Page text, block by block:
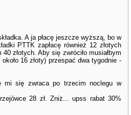
A ja płacę jeszcze wyższą, bo w
PTTK zapłacę również 12 złotych
złotych. Aby się zwróciło musiałbym
16 złoty) przespać dwa tygodnie -
się zwraca po trzecim noclegu w
28 zł. Zniż... upss rabat 30%